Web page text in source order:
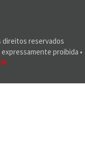
direitos reservados
proibida •